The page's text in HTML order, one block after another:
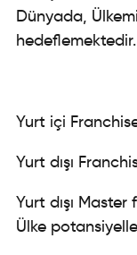
Dünyada,
hedeflemektedir.
Yurt içi
Yurt dışı
Yurt dışı
Ülke